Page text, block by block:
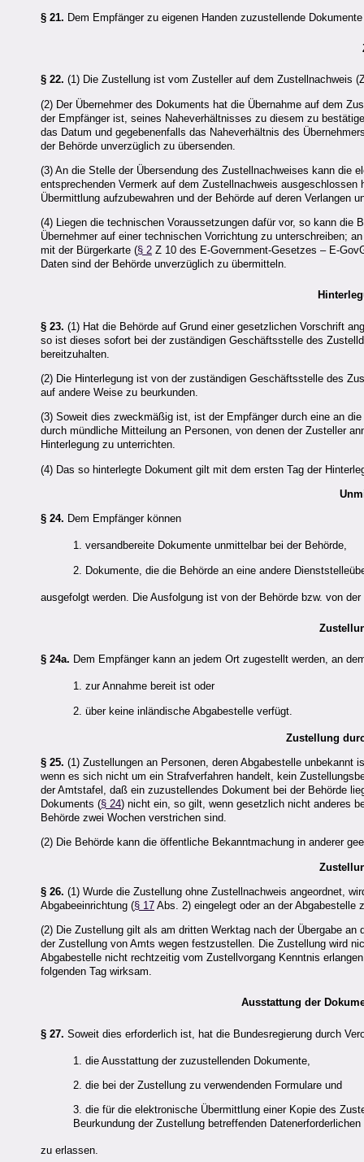
§ 21. Dem Empfänger zu eigenen Handen zuzustellende
§ 22. (1) Die Zustellung ist vom Zusteller auf dem Zustellnachweis
(2) Der Übernehmer des Dokuments hat die Übernahme auf dem
der Empfänger ist, seines Naheverhältnisses zu diesem zu
das Datum und gegebenenfalls das Naheverhältnis des
der Behörde unverzüglich zu übersenden.
(3) An die Stelle der Übersendung des Zustellnachweises kann die
entsprechenden Vermerk auf dem Zustellnachweis
Übermittlung aufzubewahren und der Behörde auf deren Verlangen
(4) Liegen die technischen Voraussetzungen dafür vor, so kann die
Übernehmer auf einer technischen Vorrichtung zu unterschreiben;
mit der Bürgerkarte (§ 2 Z 10 des E-Government-Gesetzes – E-
Daten sind der Behörde unverzüglich zu übermitteln.
§ 23. (1) Hat die Behörde auf Grund einer gesetzlichen Vorschrift
so ist dieses sofort bei der zuständigen Geschäftsstelle des
bereitzuhalten.
(2) Die Hinterlegung ist von der zuständigen Geschäftsstelle des
auf andere Weise zu beurkunden.
(3) Soweit dies zweckmäßig ist, ist der Empfänger durch eine an
durch mündliche Mitteilung an Personen, von denen der Zusteller
Hinterlegung zu unterrichten.
(4) Das so hinterlegte Dokument gilt mit dem ersten Tag der
§ 24. Dem Empfänger können
1. versandbereite Dokumente unmittelbar bei der Behörde,
2. Dokumente, die die Behörde an eine andere
ausgefolgt werden. Die Ausfolgung ist von der Behörde bzw. von
§ 24a. Dem Empfänger kann an jedem Ort zugestellt werden, an
1. zur Annahme bereit ist oder
2. über keine inländische Abgabestelle verfügt.
Zustellung
§ 25. (1) Zustellungen an Personen, deren Abgabestelle
wenn es sich nicht um ein Strafverfahren handelt, kein
der Amtstafel, daß ein zuzustellendes Dokument bei der Behörde
Dokuments (§ 24) nicht ein, so gilt, wenn gesetzlich nicht anderes
Behörde zwei Wochen verstrichen sind.
(2) Die Behörde kann die öffentliche Bekanntmachung in anderer
§ 26. (1) Wurde die Zustellung ohne Zustellnachweis angeordnet,
Abgabeeinrichtung (§ 17 Abs. 2) eingelegt oder an der Abgabestelle
(2) Die Zustellung gilt als am dritten Werktag nach der Übergabe
der Zustellung von Amts wegen festzustellen. Die Zustellung wird
Abgabestelle nicht rechtzeitig vom Zustellvorgang Kenntnis
folgenden Tag wirksam.
Ausstattung der
§ 27. Soweit dies erforderlich ist, hat die Bundesregierung durch
1. die Ausstattung der zuzustellenden Dokumente,
2. die bei der Zustellung zu verwendenden Formulare und
3. die für die elektronische Übermittlung einer Kopie des
Beurkundung der Zustellung betreffenden
zu erlassen.